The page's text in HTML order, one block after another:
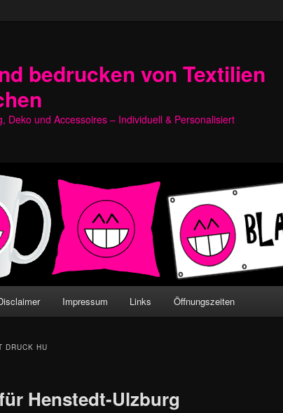
bedrucken von Textilien
Deko und Accessoires – Individuell & Personalisiert
Impressum Links Öffnungszeiten
DRUCK HU
Henstedt-Ulzburg